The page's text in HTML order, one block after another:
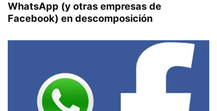
WhatsApp (y otras empresas de
Facebook) en descomposición